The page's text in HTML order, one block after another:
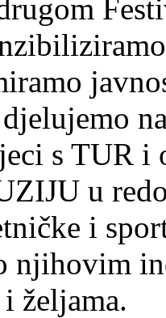
s TUR
u
i
njihovim
željama.